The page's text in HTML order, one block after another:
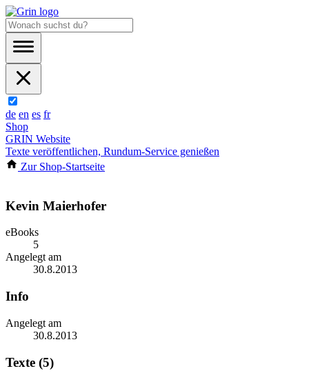
de en es fr
Shop
GRIN Website
Texte veröffentlichen, Rundum-Service genießen
Zur Shop-Startseite
Kevin Maierhofer
eBooks
5
Angelegt am
30.8.2013
Info
Angelegt am
30.8.2013
Texte (5)